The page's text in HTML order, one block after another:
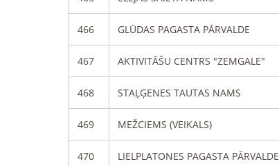
466 GLŪDAS PAGASTA PĀRVALDE
467 AKTIVITĀŠU CENTRS "ZEMGALE"
468 STAĻĢENES TAUTAS NAMS
469 MEŽCIEMS (VEIKALS)
470 LIELPLATONES PAGASTA PĀRVALDE